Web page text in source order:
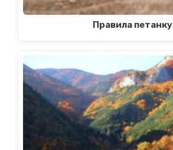
Правила петанку